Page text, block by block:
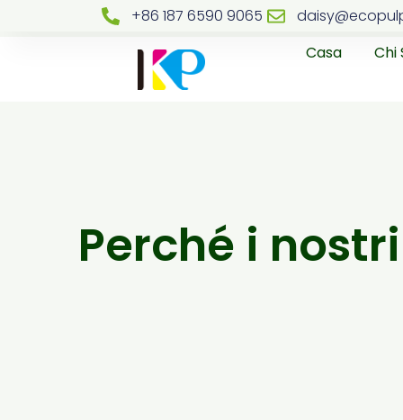
+86 187 6590 9065
Casa
Chi
Perché i